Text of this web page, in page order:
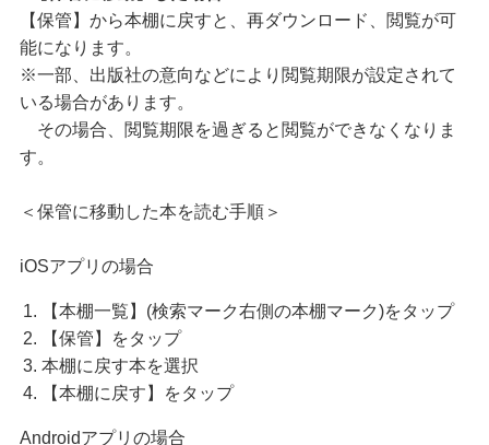
【保管】から本棚に戻すと、再ダウンロード、閲覧が可
能になります。
※一部、出版社の意向などにより閲覧期限が設定されて
いる場合があります。
その場合、閲覧期限を過ぎると閲覧ができなくなりま
す。
＜保管に移動した本を読む手順＞
iOSアプリの場合
【本棚一覧】(検索マーク右側の本棚マーク)をタップ
【保管】をタップ
本棚に戻す本を選択
【本棚に戻す】をタップ
Androidアプリの場合